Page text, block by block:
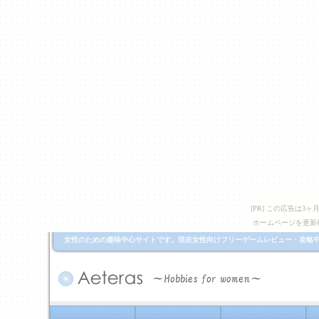
[PR] この広告は3ヶ
ホームページを更
女性のための趣味中心サイトです。現在女性向けフリーゲームレビュー・攻略